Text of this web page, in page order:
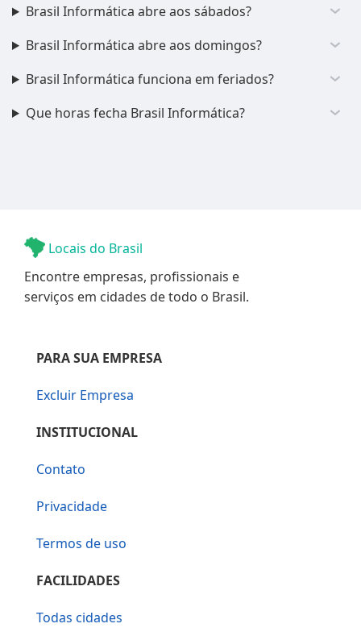
Brasil Informática abre aos sábados?
Brasil Informática abre aos domingos?
Brasil Informática funciona em feriados?
Que horas fecha Brasil Informática?
Locais do Brasil
Encontre empresas, profissionais e
serviços em cidades de todo o Brasil.
PARA SUA EMPRESA
Excluir Empresa
INSTITUCIONAL
Contato
Privacidade
Termos de uso
FACILIDADES
Todas cidades